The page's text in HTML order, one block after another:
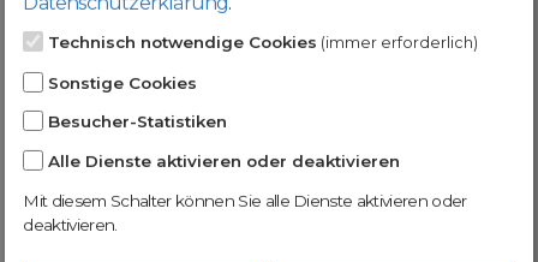
Werde jetzt Teil der
DomainCatcher-
Community!
Nutze unsere Erfahrung und profitiere
Technisch notwendige Cookies (immer erforderlich)
Sonstige Cookies
Besucher-Statistiken
Alle Dienste aktivieren oder deaktivieren
Mit diesem Schalter können Sie alle Dienste aktivieren oder
deaktivieren.